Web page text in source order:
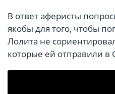
В ответ аферисты
якобы для того, чтобы
Лолита не
которые ей отправили